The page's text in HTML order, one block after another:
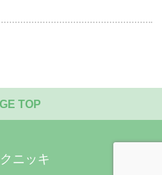
TOP
ニッキ